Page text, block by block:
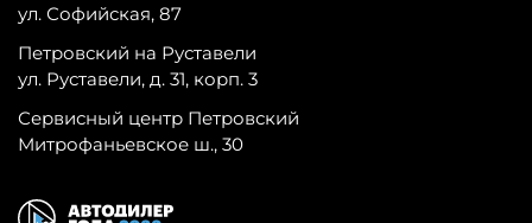
ул. Софийская, 87
Петровский на Руставели
ул. Руставели, д. 31, корп. 3
Сервисный центр Петровский
Митрофаньевское ш., 30